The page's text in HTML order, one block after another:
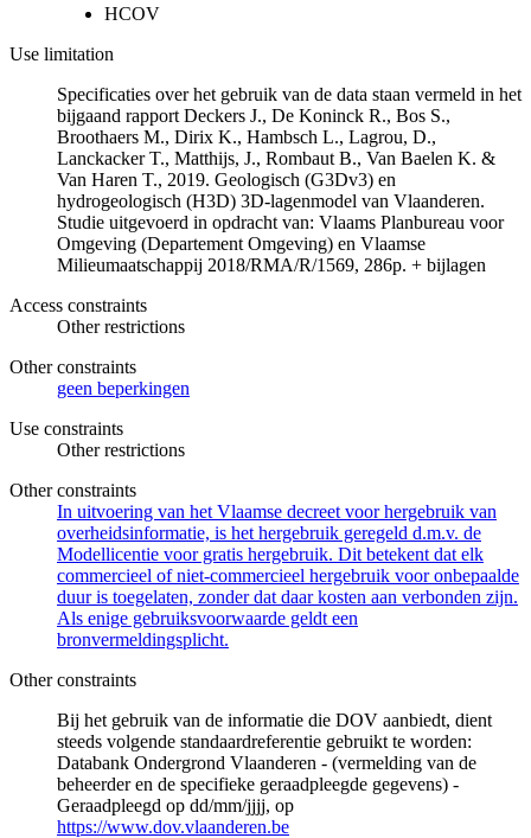
HCOV
Use limitation
Specificaties over het gebruik van de data staan vermeld in het
bijgaand rapport Deckers J., De Koninck R., Bos S.,
Broothaers M., Dirix K., Hambsch L., Lagrou, D.,
Lanckacker T., Matthijs, J., Rombaut B., Van Baelen K. &
Van Haren T., 2019. Geologisch (G3Dv3) en
hydrogeologisch (H3D) 3D-lagenmodel van Vlaanderen.
Studie uitgevoerd in opdracht van: Vlaams Planbureau voor
Omgeving (Departement Omgeving) en Vlaamse
Milieumaatschappij 2018/RMA/R/1569, 286p. + bijlagen
Access constraints
Other restrictions
Other constraints
geen beperkingen
Use constraints
Other restrictions
Other constraints
In uitvoering van het Vlaamse decreet voor hergebruik van
overheidsinformatie, is het hergebruik geregeld d.m.v. de
Modellicentie voor gratis hergebruik. Dit betekent dat elk
commercieel of niet-commercieel hergebruik voor onbepaalde
duur is toegelaten, zonder dat daar kosten aan verbonden zijn.
Als enige gebruiksvoorwaarde geldt een
bronvermeldingsplicht.
Other constraints
Bij het gebruik van de informatie die DOV aanbiedt, dient
steeds volgende standaardreferentie gebruikt te worden:
Databank Ondergrond Vlaanderen - (vermelding van de
beheerder en de specifieke geraadpleegde gegevens) -
Geraadpleegd op dd/mm/jjjj, op
https://www.dov.vlaanderen.be